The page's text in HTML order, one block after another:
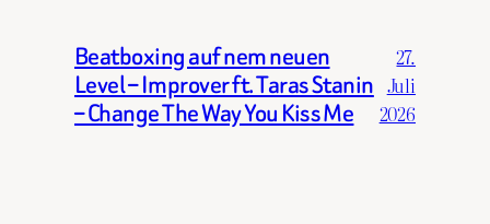
Beatboxing auf nem neuen
Level – Improver ft. Taras Stanin
– Change The Way You Kiss Me
27.
Juli
2026